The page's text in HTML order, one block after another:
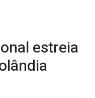
estreia